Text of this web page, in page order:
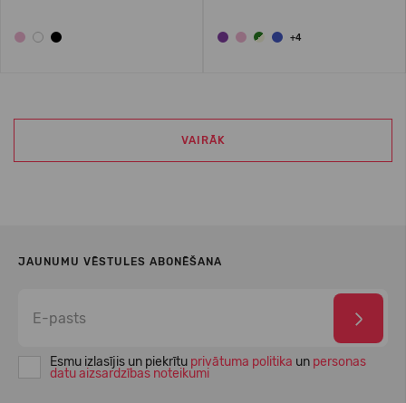
+4
VAIRĀK
JAUNUMU VĒSTULES ABONĒŠANA
Esmu izlasījis un piekrītu privātuma politika un personas
datu aizsardzības noteikumi